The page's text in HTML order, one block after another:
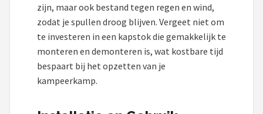
zijn, maar ook bestand tegen regen en wind,
zodat je spullen droog blijven. Vergeet niet om
te investeren in een kapstok die gemakkelijk te
monteren en demonteren is, wat kostbare tijd
bespaart bij het opzetten van je
kampeerkamp.